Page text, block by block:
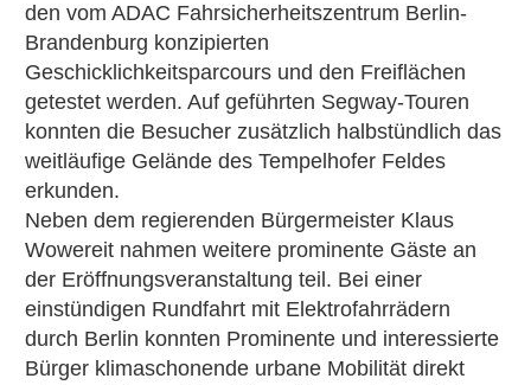
den vom ADAC Fahrsicherheitszentrum Berlin-
Brandenburg konzipierten
Geschicklichkeitsparcours und den Freiflächen
getestet werden. Auf geführten Segway-Touren
konnten die Besucher zusätzlich halbstündlich das
weitläufige Gelände des Tempelhofer Feldes
erkunden.
Neben dem regierenden Bürgermeister Klaus
Wowereit nahmen weitere prominente Gäste an
der Eröffnungsveranstaltung teil. Bei einer
einstündigen Rundfahrt mit Elektrofahrrädern
durch Berlin konnten Prominente und interessierte
Bürger klimaschonende urbane Mobilität direkt